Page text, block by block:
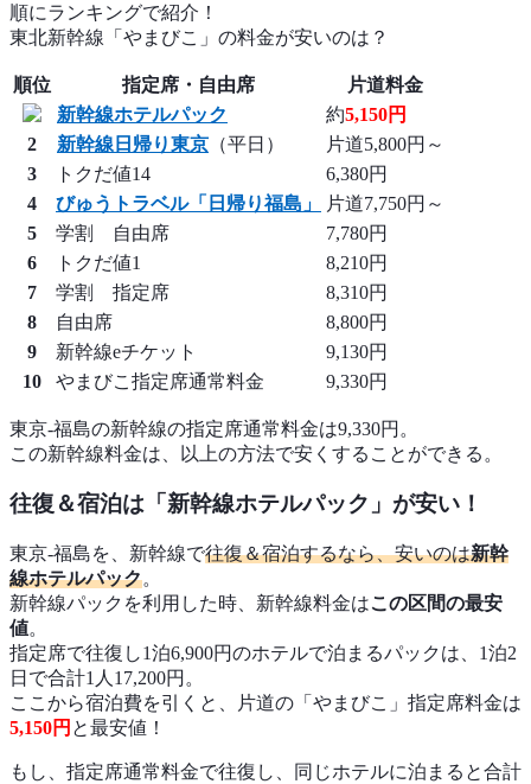
順にランキングで紹介！
東北新幹線「やまびこ」の料金が安いのは？
順位 指定席・自由席
片道料金
新幹線ホテルパック
約5,150円
2
新幹線日帰り東京 （平日）
片道5,800円～
3
トクだ値14
6,380円
4
びゅうトラベル「日帰り福島」
片道7,750円～
5
学割 自由席
7,780円
6
トクだ値1
8,210円
7
学割 指定席
8,310円
8
自由席
8,800円
9
新幹線eチケット
9,130円
10
やまびこ指定席通常料金 9,330円
東京-福島の新幹線の指定席通常料金は9,330円。
この新幹線料金は、以上の方法で安くすることができる。
往復＆宿泊は「新幹線ホテルパック」が安い！
東京-福島を、新幹線で往復＆宿泊するなら、安いのは新幹
線ホテルパック。
新幹線パックを利用した時、新幹線料金はこの区間の最安
値。
指定席で往復し1泊6,900円のホテルで泊まるパックは、1泊2
日で合計1人17,200円。
ここから宿泊費を引くと、片道の「やまびこ」指定席料金は
5,150円 と最安値！
もし、指定席通常料金で往復し、同じホテルに泊まると合計